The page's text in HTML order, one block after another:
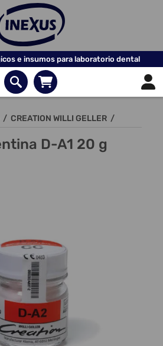
e insumos para laboratorio dental
/ CREATION WILLI GELLER /
D-A1 20 g